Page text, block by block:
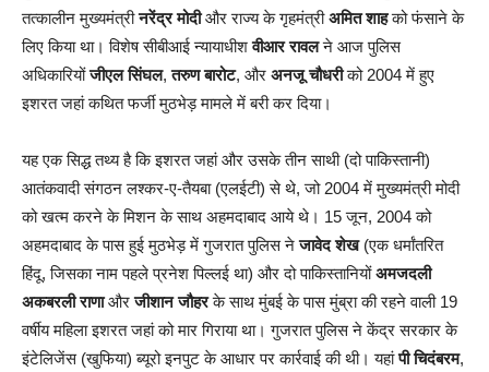
तत्कालीन मुख्यमंत्रीनरेंद्र मोदीऔर राज्य के गृहमंत्रीअमित शाहको फंसाने के
लिए किया था। विशेष सीबीआई न्यायाधीशवीआर रावलने आज पुलिस
अधिकारियोंजीएल सिंघल,तरुण बारोट, और अनजू चौधरीको 2004 में हुए
इशरत जहां कथित फर्जी मुठभेड़ मामले में बरी कर दिया।
यह एक सिद्ध तथ्य है कि इशरत जहां और उसके तीन साथी (दो पाकिस्तानी)
आतंकवादी संगठन लश्कर-ए-तैयबा (एलईटी) से थे, जो 2004 में मुख्यमंत्री मोदी
को खत्म करने के मिशन के साथ अहमदाबाद आये थे। 15 जून, 2004 को
अहमदाबाद के पास हुई मुठभेड़ में गुजरात पुलिस नेजावेद शेख(एक धर्मांतरित
हिंदू, जिसका नाम पहले प्रनेश पिल्लई था) और दो पाकिस्तानियोंअमजदली
अकबरली राणाऔरजीशान जौहरके साथ मुंबई के पास मुंब्रा की रहने वाली 19
वर्षीय महिला इशरत जहां को मार गिराया था। गुजरात पुलिस ने केंद्र सरकार के
इंटेलिजेंस (खुफिया) ब्यूरो इनपुट के आधार पर कार्रवाई की थी। यहांपी चिदंबरम,